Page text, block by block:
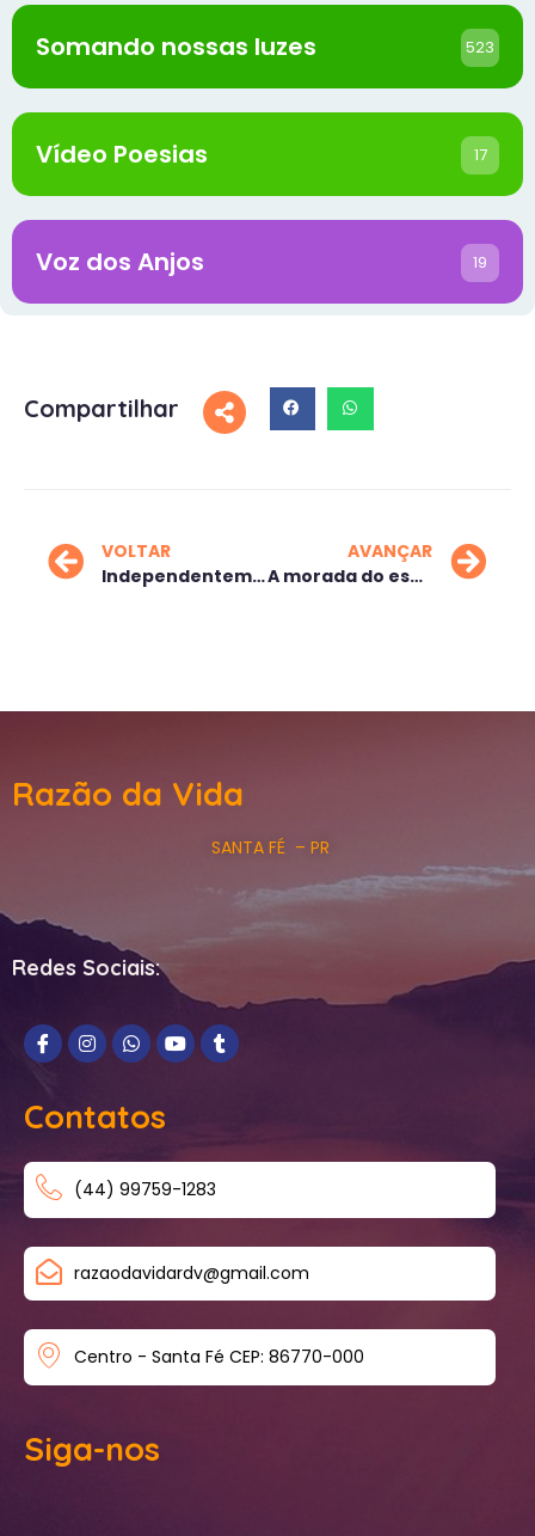
Somando nossas luzes 523
Vídeo Poesias 17
Voz dos Anjos 19
Compartilhar
VOLTAR
Independentemente
AVANÇAR
A morada do espírito
Razão da Vida
SANTA FÉ – PR
Redes Sociais:
Contatos
(44) 99759-1283
razaodavidardv@gmail.com
Centro - Santa Fé CEP: 86770-000
Siga-nos